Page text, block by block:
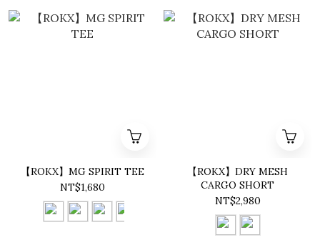
【ROKX】MG SPIRIT TEE
NT$1,680
【ROKX】DRY MESH
CARGO SHORT
NT$2,980